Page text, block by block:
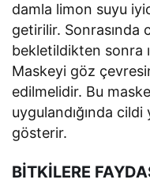
damla limon suyu
getirilir. Sonrasında
bekletildikten sonra
Maskeyi göz
edilmelidir. Bu
uygulandığında
gösterir.
BİTKİLERE